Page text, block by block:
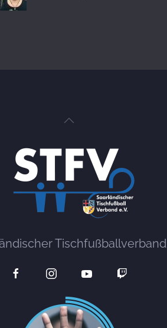
Tischfußballverband